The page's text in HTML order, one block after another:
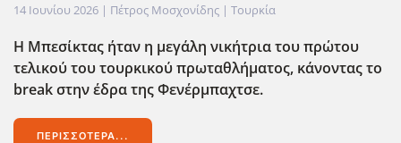
14 Ιουνίου 2026 | Πέτρος Μοσχονίδης | Τουρκία
Η Μπεσίκτας ήταν η μεγάλη νικήτρια του πρώτου
τελικού του τουρκικού πρωταθλήματος, κάνοντας το
break στην έδρα της Φενέρμπαχτσε.
ΠΕΡΙΣΣΌΤΕΡΑ...